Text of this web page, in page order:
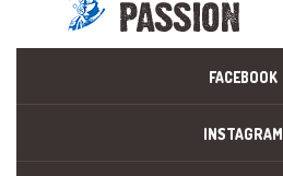
FACEBOOK
INSTAGRAM